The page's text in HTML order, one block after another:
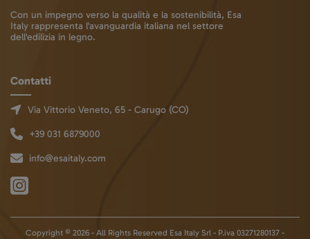
Con un impegno verso la qualità e la sostenibilità, Esa
Italy rappresenta l'avanguardia italiana nel settore
dell'edilizia in legno.
Contatti
Via Vittorio Veneto, 65 - Carugo (CO)
+39 031 6879000
info@esaitaly.com
Copyright © 2026 - All Rights Reserved Esa Italy Srl - P.iva 03271280137 -